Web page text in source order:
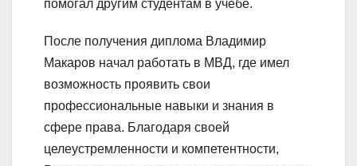
помогал другим студентам в учебе.
После получения диплома Владимир
Макаров начал работать в МВД, где имел
возможность проявить свои
профессиональные навыки и знания в
сфере права. Благодаря своей
целеустремленности и компетентности,